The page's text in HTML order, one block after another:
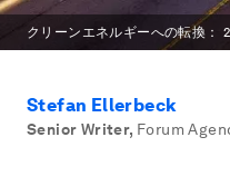
クリーンエネルギーへの転換：
Stefan Ellerbeck
Senior Writer, Forum